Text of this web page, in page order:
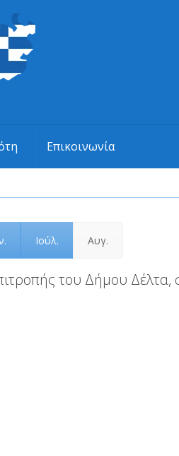
Επικοινωνία
Ιούλ. Αυγ.
του Δήμου Δέλτα,